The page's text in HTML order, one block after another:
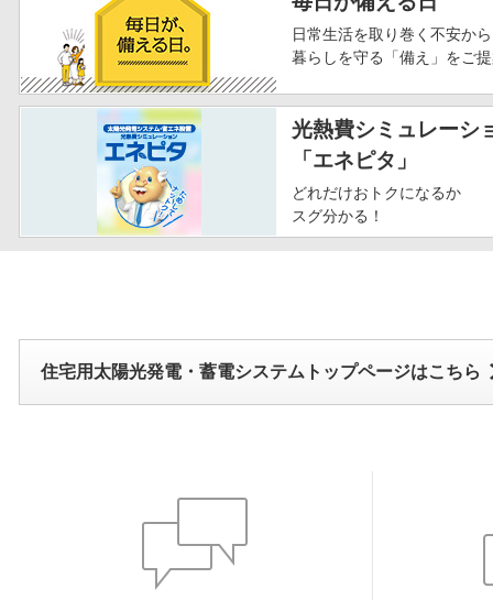
日常生活を取り巻く不安から
暮らしを守る「備え」をご
光熱費シミュレーシ
「エネピタ」
どれだけおトクになるか
スグ分かる！
住宅用太陽光発電・蓄電システムトップページはこちら